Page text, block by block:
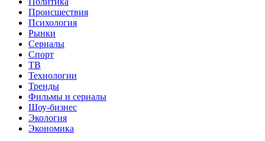
Происшествия
Психология
Рынки
Сериалы
Спорт
ТВ
Технологии
Тренды
Фильмы и сериалы
Шоу-бизнес
Экология
Экономика